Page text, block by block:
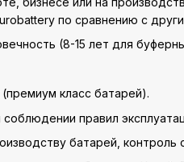
по сравнению с
(8-15 лет для
класс батарей).
правил
батарей, контроль